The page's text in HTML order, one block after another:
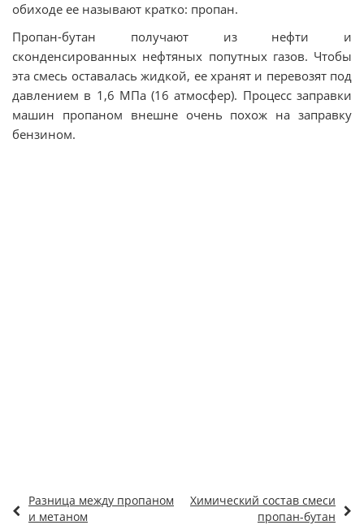
обиходе ее называют кратко: пропан.
Пропан-бутан получают из нефти и
сконденсированных нефтяных попутных газов. Чтобы
эта смесь оставалась жидкой, ее хранят и перевозят под
давлением в 1,6 МПа (16 атмосфер). Процесс заправки
машин пропаном внешне очень похож на заправку
бензином.
Разница между пропаном
и метаном
Химический состав смеси
пропан-бутан